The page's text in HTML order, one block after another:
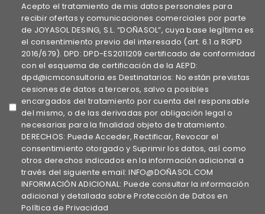
Acepto el tratamiento de mis datos personales para
recibir ofertas y comunicaciones comerciales por parte
de JOYASOL DESING, S.L. “DOÑASOL”, cuya base legítima es
el consentimiento previo del interesado (art. 6.1.a RGPD
2016/679). DPD: DPD-ES2011209 certificado de conformidad
con el esquema de certificación de la AEPD:
dpd@icmconsultoria.es Destinatarios: No están previstas
cesiones de datos a terceros, salvo a posibles
encargados del tratamiento por cuenta del responsable
del mismo, o de las derivadas por obligación legal o
necesarias para la finalidad objeto de tratamiento.
DERECHOS: Puede Acceder, Rectificar, Revocar el
consentimiento otorgado y Suprimir los datos, así como
otros derechos indicados en la información adicional a
través del siguiente email: INFO@DOÑASOL.COM
INFORMACIÓN ADICIONAL: Puede consultar la información
adicional y detallada sobre Protección de Datos en
Política de Privacidad